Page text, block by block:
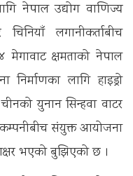
नेपाल उद्योग वाणिज्य
लगानीकर्ताबीच
मेगावाट क्षमताको नेपाल
लागि हाइड्रो
युनान सिन्हवा वाटर
कम्पनीबीच संयुक्त आयोजना
भएको बुझिएको छ ।